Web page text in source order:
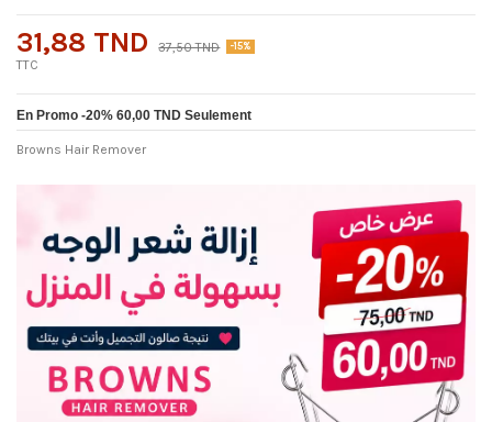
31,88 TND 37,50 TND -15%
TTC
En Promo -20% 60,00 TND Seulement
Browns Hair Remover